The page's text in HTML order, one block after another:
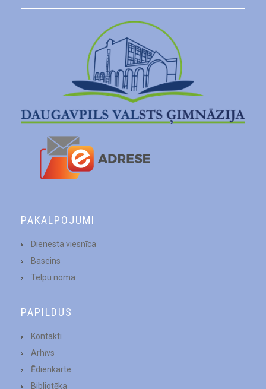
PAKALPOJUMI
Dienesta viesnīca
Baseins
Telpu noma
PAPILDUS
Kontakti
Arhīvs
Ēdienkarte
Bibliotēka